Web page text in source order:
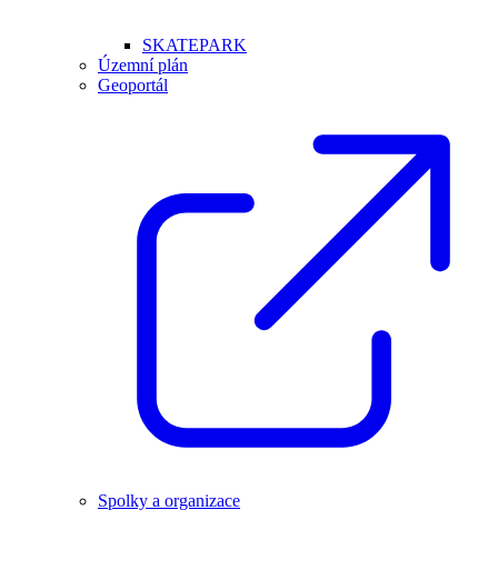
SKATEPARK
Územní plán
Geoportál
Spolky a organizace